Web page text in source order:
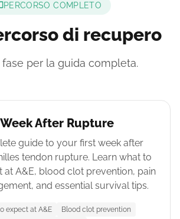
PERCORSO COMPLETO
di recupero
fase per la guida completa.
After Rupture
guide to your first week after
tendon rupture. Learn what to
at A&E, blood clot prevention, pain
and essential survival tips.
expect at A&E
Blood clot prevention